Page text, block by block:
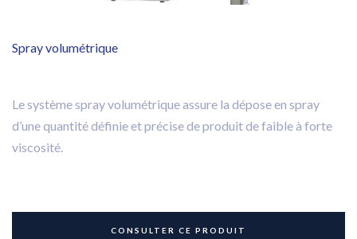
Spray volumétrique
Le système spray volumétrique assure la dépose en spray
d’une quantité définie et précise de produit de faible à forte
viscosité.
CONSULTER CE PRODUIT